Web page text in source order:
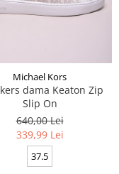
Michael Kors
dama Keaton Zip
Slip On
640,00 Lei
339,99 Lei
37.5